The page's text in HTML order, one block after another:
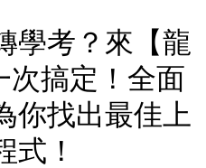
學考？來【龍
次搞定！全面
你找出最佳上
式！